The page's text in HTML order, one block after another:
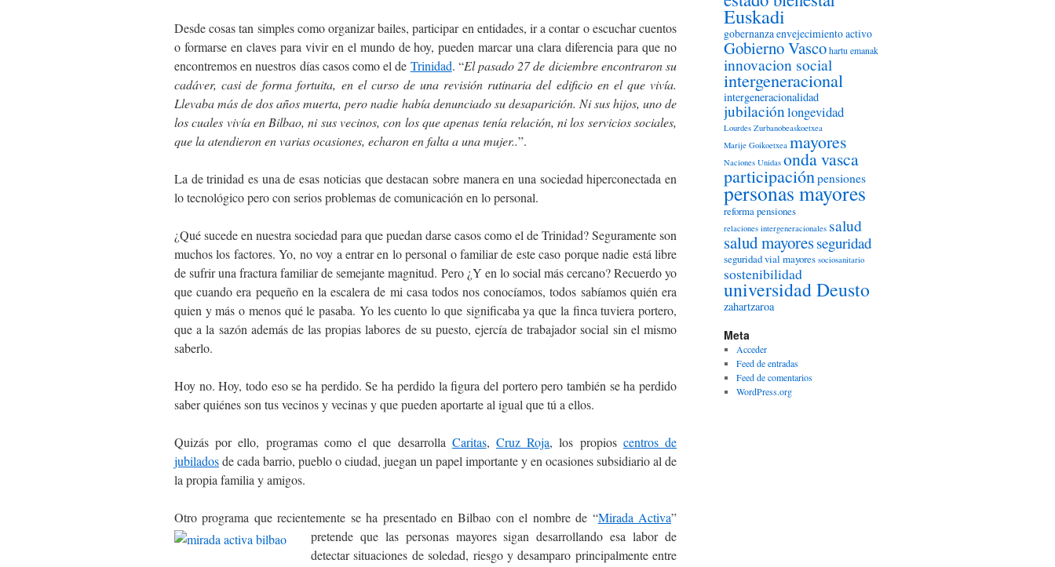
Desde cosas tan simples como organizar bailes, participar en entidades, ir a contar o escuchar cuentos
o formarse en claves para vivir en el mundo de hoy, pueden marcar una clara diferencia para que no
encontremos en nuestros días casos como el de Trinidad. “El pasado 27 de diciembre encontraron su
cadáver, casi de forma fortuita, en el curso de una revisión rutinaria del edificio en el que vivía.
Llevaba más de dos años muerta, pero nadie había denunciado su desaparición. Ni sus hijos, uno de
los cuales vivía en Bilbao, ni sus vecinos, con los que apenas tenía relación, ni los servicios sociales,
que la atendieron en varias ocasiones, echaron en falta a una mujer..”.
La de trinidad es una de esas noticias que destacan sobre manera en una sociedad hiperconectada en
lo tecnológico pero con serios problemas de comunicación en lo personal.
¿Qué sucede en nuestra sociedad para que puedan darse casos como el de Trinidad? Seguramente son
muchos los factores. Yo, no voy a entrar en lo personal o familiar de este caso porque nadie está libre
de sufrir una fractura familiar de semejante magnitud. Pero ¿Y en lo social más cercano? Recuerdo yo
que cuando era pequeño en la escalera de mi casa todos nos conocíamos, todos sabíamos quién era
quien y más o menos qué le pasaba. Yo les cuento lo que significaba ya que la finca tuviera portero,
que a la sazón además de las propias labores de su puesto, ejercía de trabajador social sin el mismo
saberlo.
Hoy no. Hoy, todo eso se ha perdido. Se ha perdido la figura del portero pero también se ha perdido
saber quiénes son tus vecinos y vecinas y que pueden aportarte al igual que tú a ellos.
Quizás por ello, programas como el que desarrolla Caritas, Cruz Roja, los propios centros de
jubiladosde cada barrio, pueblo o ciudad, juegan un papel importante y en ocasiones subsidiario al de
la propia familia y amigos.
Otro programa que recientemente se ha presentado en Bilbao con el nombre de “Mirada Activa”
pretende que las personas mayores sigan desarrollando esa labor de
detectar situaciones de soledad, riesgo y desamparo principalmente entre
Euskadi
gobernanza envejecimiento activo
Gobierno Vascohartu emanak
innovacion social
intergeneracional
intergeneracionalidad
jubilaciónlongevidad
Lourdes Zurbanobeaskoetxea
Marije Goikoetxea mayores
Naciones Unidas onda vasca
participaciónpensiones
personas mayores
reforma pensiones
relaciones intergeneracionales salud
salud mayoresseguridad
seguridad vial mayores sociosanitario
sostenibilidad
universidad Deusto
zahartzaroa
Meta
Acceder
Feed de entradas
Feed de comentarios
WordPress.org